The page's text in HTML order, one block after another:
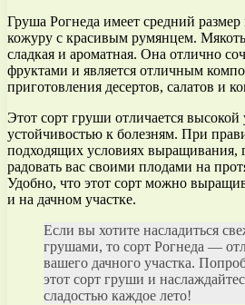
Груша Рогнеда имеет средний
кожуру с красивым румянцем.
сладкая и ароматная. Она отлично
фруктами и является отличным
приготовления десертов, салатов и
Этот сорт груши отличается
устойчивостью к болезням. При
подходящих условиях выращивания,
радовать вас своими плодами на
Удобно, что этот сорт можно
и на дачном участке.
Если вы хотите насладиться
грушами, то сорт Рогнеда —
вашего дачного участка.
этот сорт груши и
сладостью каждое лето!